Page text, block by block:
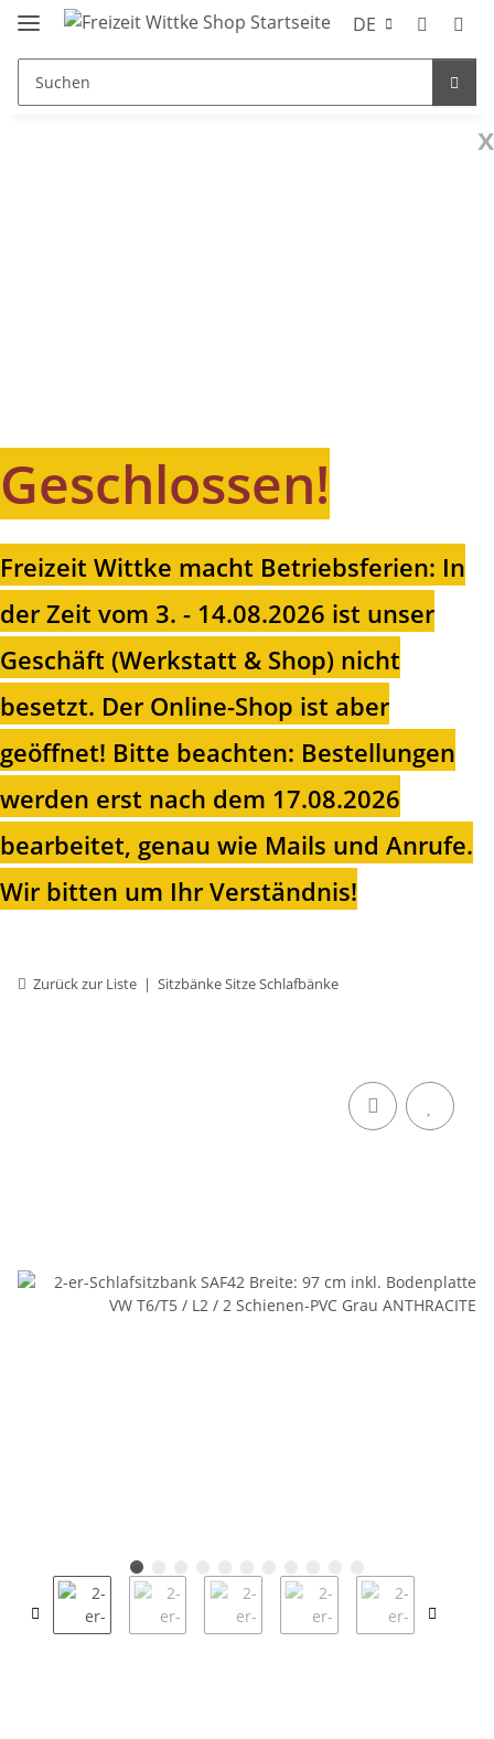
DE
x
Geschlossen!
Freizeit Wittke macht Betriebsferien: In
der Zeit vom 3. - 14.08.2026 ist unser
Geschäft (Werkstatt & Shop) nicht
besetzt. Der Online-Shop ist aber
geöffnet! Bitte beachten: Bestellungen
werden erst nach dem 17.08.2026
bearbeitet, genau wie Mails und Anrufe.
Wir bitten um Ihr Verständnis!
Zurück zur Liste Sitzbänke Sitze Schlafbänke